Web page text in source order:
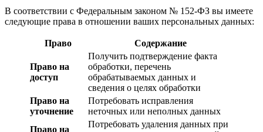
В соответствии с Федеральным законом № 152-ФЗ вы имеете
следующие права в отношении ваших персональных данных:
Право Содержание
Право на
доступ
Получить подтверждение факта
обработки, перечень
обрабатываемых данных и
сведения о целях обработки
Право на
уточнение
Потребовать исправления
неточных или неполных данных
Право на
Потребовать удаления данных при